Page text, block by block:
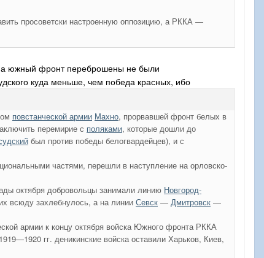
просоветски настроенную оппозицию, а РККА —
южный фронт переброшены не были
куда меньше, чем победа красных, ибо
повстанческой армии Махно, прорвавшей фронт белых в
перемирие с поляками, которые дошли до
был против победы белогвардейцев), и с
частями, перешли в наступление на орловско-
октября добровольцы занимали линию Новгород-
всюду захлебнулось, а на линии Севск — Дмитровск —
армии к концу октября войска Южного фронта РККА
гг. деникинские войска оставили Харьков, Киев,